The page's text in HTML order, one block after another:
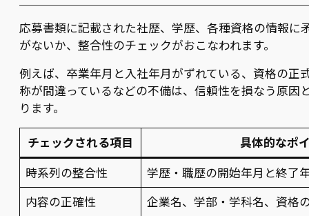
応募書類に記載された社歴、学歴、各種資格の情報に
がないか、整合性のチェックがおこなわれます。
例えば、卒業年月と入社年月がずれている、資格の正
称が間違っているなどの不備は、信頼性を損なう原因
ります。
チェックされる項目
具体的なポ
時系列の整合性
学歴・職歴の開始年月と終了
内容の正確性
企業名、学部・学科名、資格